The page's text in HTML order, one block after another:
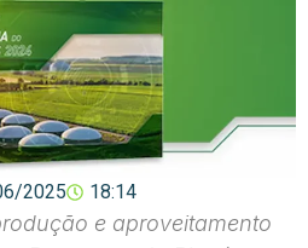
2025 18:14
e aproveitamento